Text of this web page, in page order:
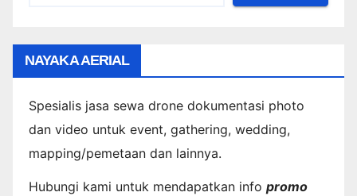
NAYAKA AERIAL
Spesialis jasa sewa drone dokumentasi photo
dan video untuk event, gathering, wedding,
mapping/pemetaan dan lainnya.
Hubungi kami untuk mendapatkan info promo